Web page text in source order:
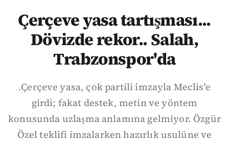
Çerçeve yasa tartışması...
Dövizde rekor.. Salah,
Trabzonspor'da
.Çerçeve yasa, çok partili imzayla Meclis'e
girdi; fakat destek, metin ve yöntem
konusunda uzlaşma anlamına gelmiyor. Özgür
Özel teklifi imzalarken hazırlık usulüne ve